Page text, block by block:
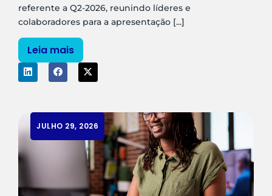
referente a Q2-2026, reunindo líderes e
colaboradores para a apresentação [...]
Leia mais
JULHO 29, 2026